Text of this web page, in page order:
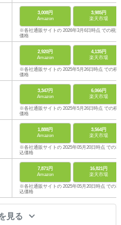
3,008円
Amazon
3,985円
楽天市場
※各社通販サイトの 2026年3月6日時点 での税込
価格
2,920円
Amazon
4,135円
楽天市場
※各社通販サイトの 2025年5月26日時点 での税
価格
3,347円
Amazon
6,066円
楽天市場
※各社通販サイトの 2025年5月26日時点 での税
価格
1,888円
Amazon
3,564円
楽天市場
※各社通販サイトの 2025年05月20日時点 での税
込価格
7,871円
Amazon
16,821円
楽天市場
※各社通販サイトの 2025年05月20日時点 での税
込価格
見る